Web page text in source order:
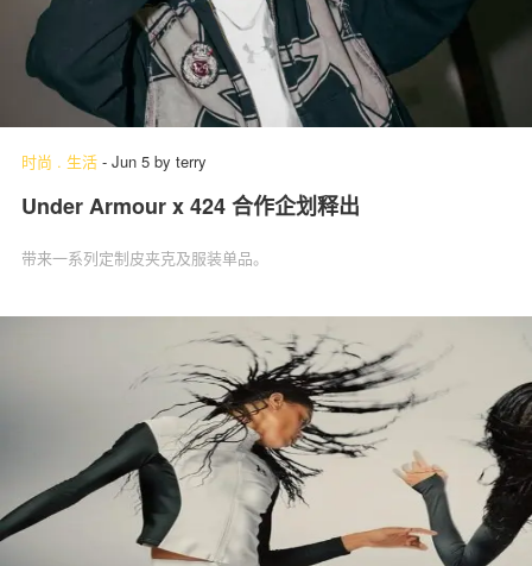
时尚 . 生活 - Jun 5 by terry
Under Armour x 424 合作企划释出
带来一系列定制皮夹克及服装单品。